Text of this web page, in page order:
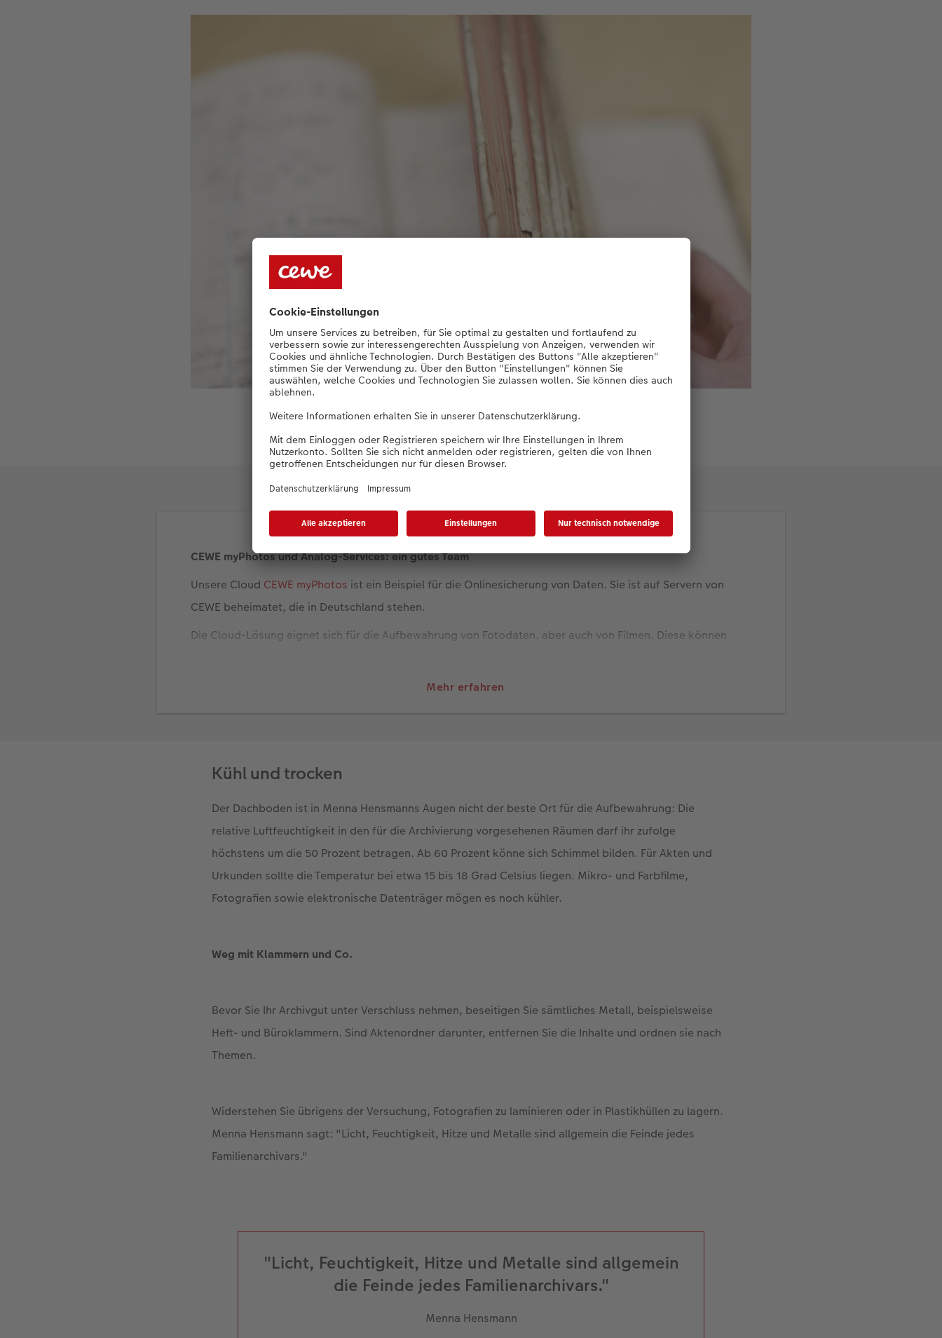
Wertvoll: Wenn Sie auf der Suche nach Ihrer Familiengeschichte auf ältere Dokumente stoßen.
Mehr erfahren
CEWE myPhotos und Analog-Services: ein gutes Team
Unsere Cloud CEWE myPhotos ist ein Beispiel für die Onlinesicherung von Daten. Sie ist auf Servern von
CEWE beheimatet, die in Deutschland stehen.
Die Cloud-Lösung eignet sich für die Aufbewahrung von Fotodaten, aber auch von Filmen. Diese können
Kühl und trocken
Der Dachboden ist in Menna Hensmanns Augen nicht der beste Ort für die Aufbewahrung: Die
relative Luftfeuchtigkeit in den für die Archivierung vorgesehenen Räumen darf ihr zufolge
höchstens um die 50 Prozent betragen. Ab 60 Prozent könne sich Schimmel bilden. Für Akten und
Urkunden sollte die Temperatur bei etwa 15 bis 18 Grad Celsius liegen. Mikro- und Farbfilme,
Fotografien sowie elektronische Datenträger mögen es noch kühler.
Weg mit Klammern und Co.
Bevor Sie Ihr Archivgut unter Verschluss nehmen, beseitigen Sie sämtliches Metall, beispielsweise
Heft- und Büroklammern. Sind Aktenordner darunter, entfernen Sie die Inhalte und ordnen sie nach
Themen.
Widerstehen Sie übrigens der Versuchung, Fotografien zu laminieren oder in Plastikhüllen zu lagern.
Menna Hensmann sagt: "Licht, Feuchtigkeit, Hitze und Metalle sind allgemein die Feinde jedes
Familienarchivars."
"Licht, Feuchtigkeit, Hitze und Metalle sind allgemein
die Feinde jedes Familienarchivars."
Menna Hensmann